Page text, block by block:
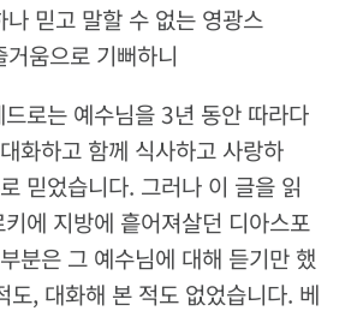
나 믿고 말할 수 없는 영광스
거움으로 기뻐하니
로는 예수님을 3년 동안 따라다
화하고 함께 식사하고 사랑하
믿었습니다. 그러나 이 글을 읽
에 지방에 흩어져살던 디아스포
분은 그 예수님에 대해 듣기만 했
도, 대화해 본 적도 없었습니다. 베